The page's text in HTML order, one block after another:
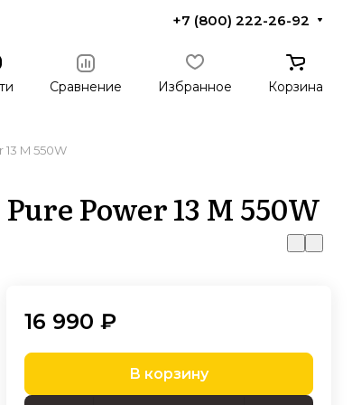
+7 (800) 222-26-92
Сравнение Избранное Корзина
M 550W
Power 13 M 550W
16 990 ₽
В корзину